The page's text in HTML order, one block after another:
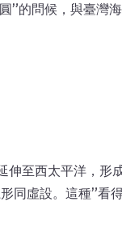
”的問候，與臺灣
至西太平洋，形
同虛設。這種”看